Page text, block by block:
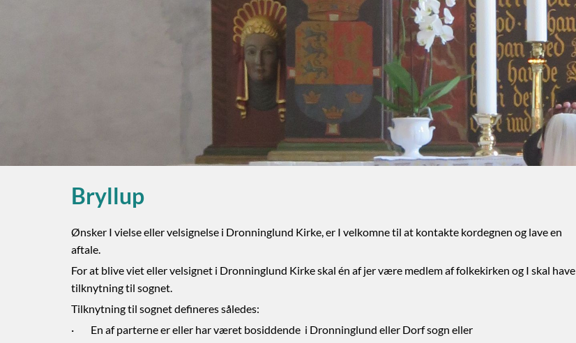
Bryllup
Ønsker I vielse eller velsignelse i Dronninglund Kirke, er I velkomne til at kontakte kordegnen og lave en
aftale.
For at blive viet eller velsignet i Dronninglund Kirke skal én af jer være medlem af folkekirken og I skal have
tilknytning til sognet.
Tilknytning til sognet defineres således:
· En af parterne er eller har været bosiddende i Dronninglund eller Dorf sogn eller